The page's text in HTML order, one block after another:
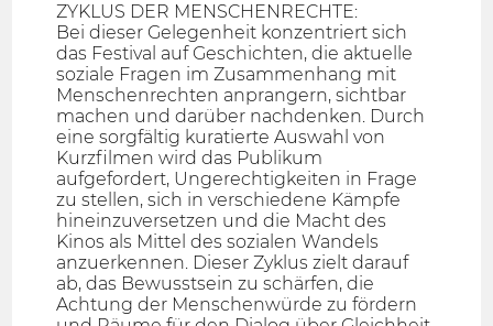
ZYKLUS DER MENSCHENRECHTE:
Bei dieser Gelegenheit konzentriert sich
das Festival auf Geschichten, die aktuelle
soziale Fragen im Zusammenhang mit
Menschenrechten anprangern, sichtbar
machen und darüber nachdenken. Durch
eine sorgfältig kuratierte Auswahl von
Kurzfilmen wird das Publikum
aufgefordert, Ungerechtigkeiten in Frage
zu stellen, sich in verschiedene Kämpfe
hineinzuversetzen und die Macht des
Kinos als Mittel des sozialen Wandels
anzuerkennen. Dieser Zyklus zielt darauf
ab, das Bewusstsein zu schärfen, die
Achtung der Menschenwürde zu fördern